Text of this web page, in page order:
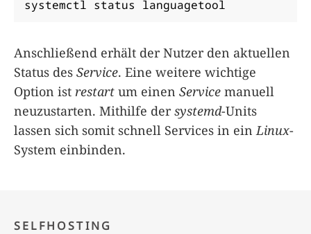
systemctl status languagetool
Anschließend erhält der Nutzer den aktuellen
Status des Service. Eine weitere wichtige
Option ist restart um einen Service manuell
neuzustarten. Mithilfe dersystemd-Units
lassen sich somit schnell Services in ein Linux-
System einbinden.
SELFHOSTING